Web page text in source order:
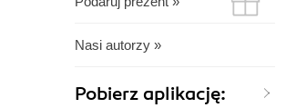
Nasi autorzy »
Pobierz aplikację: